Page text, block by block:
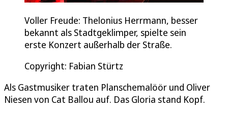
Voller Freude: Thelonius Herrmann, besser
bekannt als Stadtgeklimper, spielte sein
erste Konzert außerhalb der Straße.
Copyright: Fabian Stürtz
Als Gastmusiker traten Planschemalöör und Oliver
Niesen von Cat Ballou auf. Das Gloria stand Kopf.